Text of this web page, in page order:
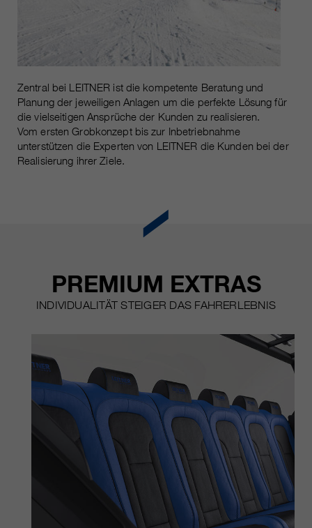
Zentral bei LEITNER ist die kompetente Beratung und
Planung der jeweiligen Anlagen um die perfekte Lösung für
die vielseitigen Ansprüche der Kunden zu realisieren.
Vom ersten Grobkonzept bis zur Inbetriebnahme
unterstützen die Experten von LEITNER die Kunden bei der
Realisierung ihrer Ziele.
PREMIUM EXTRAS
INDIVIDUALITÄT STEIGER DAS FAHRERLEBNIS
Wird verwendet, um vor Spam zu
schützen, welches durch Spam-
Bots verursacht wird.
Name cookie_optin
Anbieter sgalinski Cookie Opt In
Laufzeit 30 Tage
gewählten Cookie-Einstellungen.
Name
_ga, _gid, _gat, __utma, __utmb,
__utmc, __utmd, __utmz
Laufzeit
Mehrere - variieren zwischen 2
Jahren und 6 Monaten oder noch
kürzer.
Zweck
Diese Cookies werden von Google
Nutzungsinformationen zu
sammeln, einschließlich
persönlicher und nicht-
den Datenschutzbestimmungen
von Google Analytics unter
personenbezogene Daten werden
Nutzung der Website zu erstellen,
die uns helfen, unsere Websites /
Apps zu verbessern. Diese
Informationen werden auch an
unsere Kunden / Partner
weitergegeben.
Cookie-Informationen